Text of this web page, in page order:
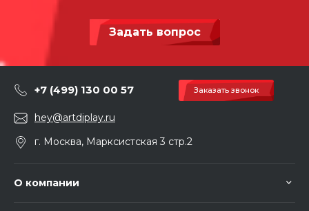
Задать вопрос
+7 (499) 130 00 57 Заказать звонок
hey@artdiplay.ru
г. Москва, Марксистская 3 стр.2
О компании